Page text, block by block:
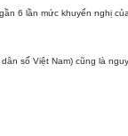
6 lần mức khuyến nghị
số Việt Nam) cũng là